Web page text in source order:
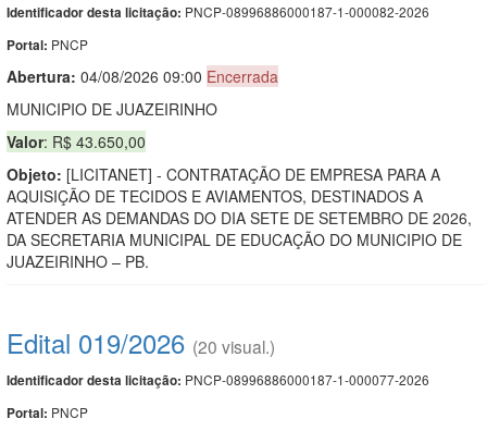
Identificador desta licitação: PNCP-08996886000187-1-000082-2026
Portal: PNCP
Abertura: 04/08/2026 09:00 Encerrada
MUNICIPIO DE JUAZEIRINHO
Valor: R$ 43.650,00
Objeto: [LICITANET] - CONTRATAÇÃO DE EMPRESA PARA A
AQUISIÇÃO DE TECIDOS E AVIAMENTOS, DESTINADOS A
ATENDER AS DEMANDAS DO DIA SETE DE SETEMBRO DE 2026,
DA SECRETARIA MUNICIPAL DE EDUCAÇÃO DO MUNICIPIO DE
JUAZEIRINHO – PB.
Edital 019/2026 (20 visual.)
Identificador desta licitação: PNCP-08996886000187-1-000077-2026
Portal: PNCP